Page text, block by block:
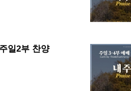
일2부 찬양